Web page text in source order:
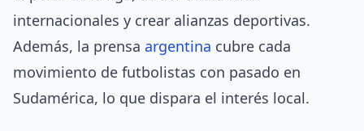
internacionales y crear alianzas deportivas.
Además, la prensa argentina cubre cada
movimiento de futbolistas con pasado en
Sudamérica, lo que dispara el interés local.